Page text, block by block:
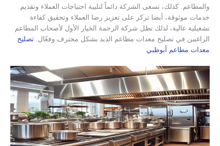
والمطاعم. كذلك، تسعى الشركة دائماً لتلبية احتياجات العملاء وتقديم
خدمات موثوقة، أيضا تركز على تعزيز رضا العملاء وتحقيق كفاءة
تشغيلية عالية، لذلك تظل شركة الرحمة الخيار الأول لأصحاب المطاعم
الراغبين في تصليح معدات مطاعم الذيد بشكل محترف وفعّال.تصليح
معدات مطاعم أبوظبي